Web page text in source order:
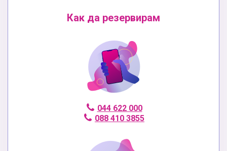
Как да резервирам
044 622 000
088 410 3855